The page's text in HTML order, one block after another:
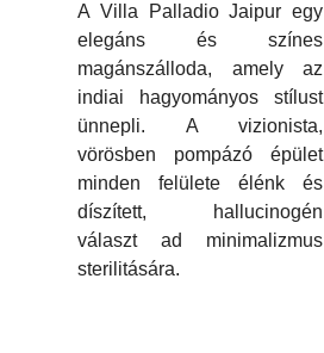
A Villa Palladio Jaipur egy
elegáns és színes
magánszálloda, amely az
indiai hagyományos stílust
ünnepli. A vizionista,
vörösben pompázó épület
minden felülete élénk és
díszített, hallucinogén
választ ad minimalizmus
sterilitására.